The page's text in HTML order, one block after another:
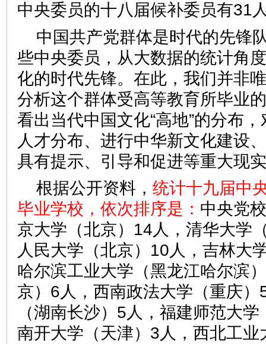
中央委员的十八届候补委员有31
中国共产党群体是时代的先锋
些中央委员，从大数据的统计角
化的时代先锋。在此，我们并非
分析这个群体受高等教育所毕业
看出当代中国文化“高地”的分布
人才分布、进行中华新文化建设
具有提示、引导和促进等重大现
根据公开资料， 统计十九届中
毕业学校，依次排序是： 中央党
京大学（北京）14人，清华大学
人民大学（北京）10人，吉林大
哈尔滨工业大学（黑龙江哈尔滨
京）6人，西南政法大学（重庆
（湖南长沙）5人，福建师范大
南开大学（天津）3人，西北工业